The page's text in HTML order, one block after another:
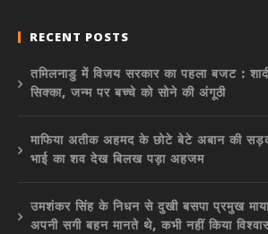
RECENT POSTS
तमिलनाडु में विजय सरकार का पहला बजट :
सिक्का, जन्म पर बच्चे को सोने की अंगूठी
माफिया अतीक अहमद के छोटे बेटे अबान की
भाई का शव देख बिलख पड़ा अहजम
उमशंकर सिंह के निधन से दुखी बसपा प्रमुख
अपनी सगी बहन मानते थे, कभी नहीं किया